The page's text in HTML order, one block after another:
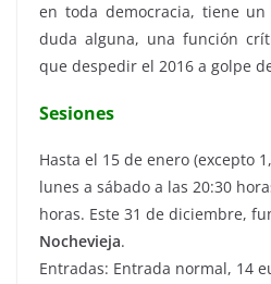
en toda democracia, tiene
duda alguna, una función
que despedir el 2016 a golpe
Sesiones
Hasta el 15 de enero (excepto
lunes a sábado a las 20:30
horas. Este 31 de diciembre,
Nochevieja.
Entradas: Entrada normal, 14